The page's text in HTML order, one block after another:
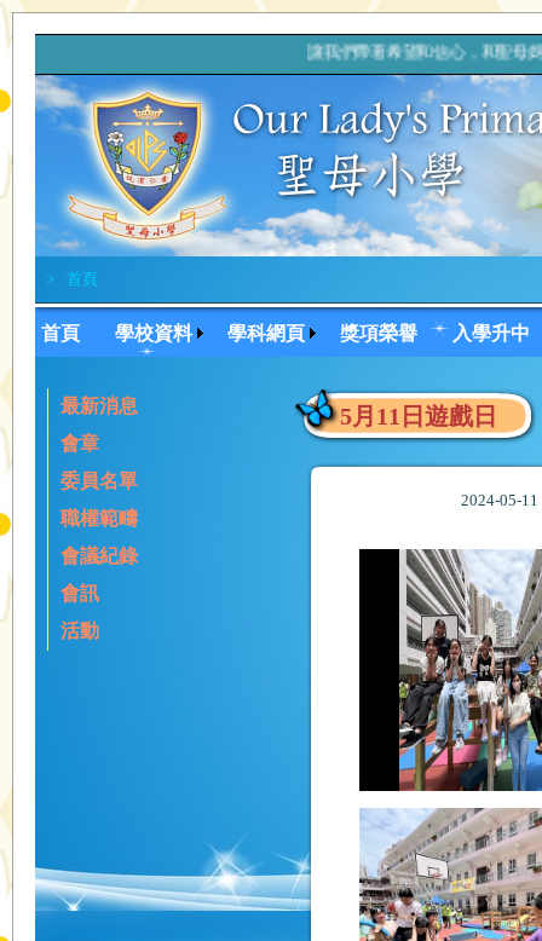
讓我們帶著希望和信心，和
> 首頁
首頁 學校資料 學科網頁 獎項榮譽 入學升中
最新消息
會章
委員名單
職權範疇
會議紀錄
會訊
活動
5月11日遊戲日
2024-05-